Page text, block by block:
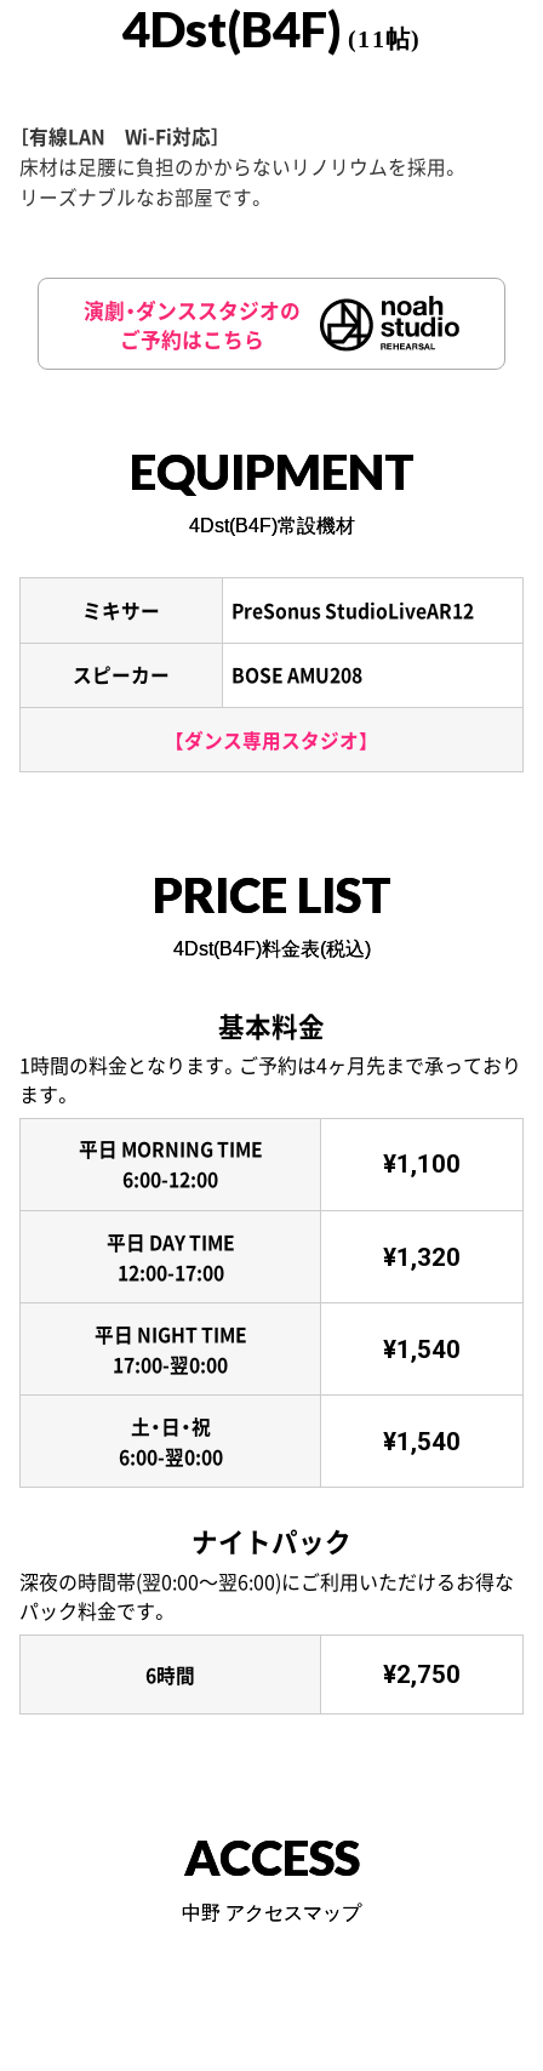
4Dst(B4F) (11帖)
［有線LAN Wi-Fi対応］
床材は足腰に負担のかからないリノリウムを採用。
リーズナブルなお部屋です。
演劇・ダンススタジオの
ご予約はこちら
EQUIPMENT
4Dst(B4F)常設機材
ミキサー PreSonus StudioLiveAR12
スピーカー BOSE AMU208
【ダンス専用スタジオ】
PRICE LIST
4Dst(B4F)料金表(税込)
基本料金
1時間の料金となります。ご予約は4ヶ月先まで承っており
ます。
平日 MORNING TIME
6:00-12:00
¥1,100
平日 DAY TIME
12:00-17:00
¥1,320
平日 NIGHT TIME
17:00-翌0:00
¥1,540
土・日・祝
6:00-翌0:00
¥1,540
ナイトパック
深夜の時間帯(翌0:00〜翌6:00)にご利用いただけるお得な
パック料金です。
6時間 ¥2,750
ACCESS
中野 アクセスマップ